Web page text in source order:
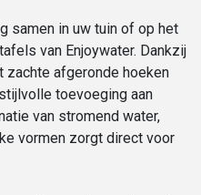
samen in uw tuin of op het
van Enjoywater. Dankzij
zachte afgeronde hoeken
toevoeging aan
van stromend water,
vormen zorgt direct voor